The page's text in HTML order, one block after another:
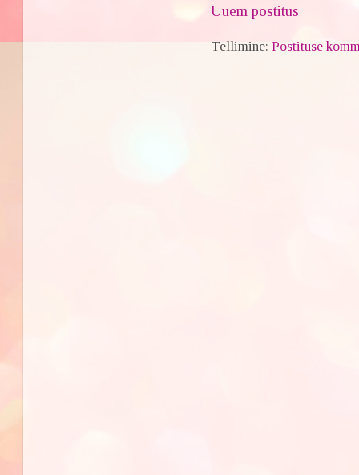
Uuem postitus
Tellimine:Postituse